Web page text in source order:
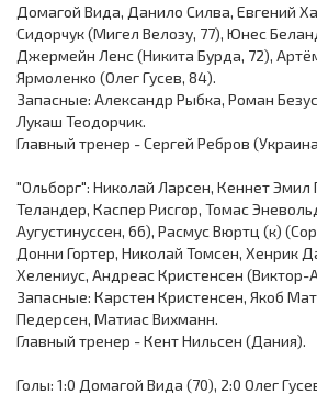
Домагой Вида, Данило Силва, Евгений
Сидорчук (Мигел Велозу, 77), Юнес
Джермейн Ленс (Никита Бурда, 72),
Ярмоленко (Олег Гусев, 84).
Запасные: Александр Рыбка, Роман
Лукаш Теодорчик.
Главный тренер - Сергей Ребров
"Ольборг": Николай Ларсен, Кеннет Эмил
Теландер, Каспер Рисгор, Томас
Аугустинуссен, 66), Расмус Вюртц (к)
Донни Гортер, Николай Томсен, Хенрик
Хелениус, Андреас Кристенсен (Виктор-
Запасные: Карстен Кристенсен, Якоб
Педерсен, Матиас Вихманн.
Главный тренер - Кент Нильсен (Дания).
Голы: 1:0 Домагой Вида (70), 2:0 Олег